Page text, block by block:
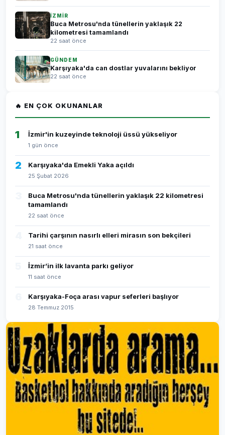
İZMİR
Buca Metrosu'nda tünellerin yaklaşık 22
kilometresi tamamlandı
22 saat önce
GÜNDEM
Karşıyaka'da can dostlar yuvalarını bekliyor
22 saat önce
🔥 EN ÇOK OKUNANLAR
1 İzmir'in kuzeyinde teknoloji üssü yükseliyor
1 gün önce
2 Karşıyaka'da Emekli Yaka açıldı
25 Şubat 2026
Buca Metrosu'nda tünellerin yaklaşık 22 kilometresi
tamamlandı
22 saat önce
Tarihi çarşının nasırlı elleri mirasın son bekçileri
21 saat önce
İzmir’in ilk lavanta parkı geliyor
11 saat önce
Karşıyaka-Foça arası vapur seferleri başlıyor
28 Temmuz 2015